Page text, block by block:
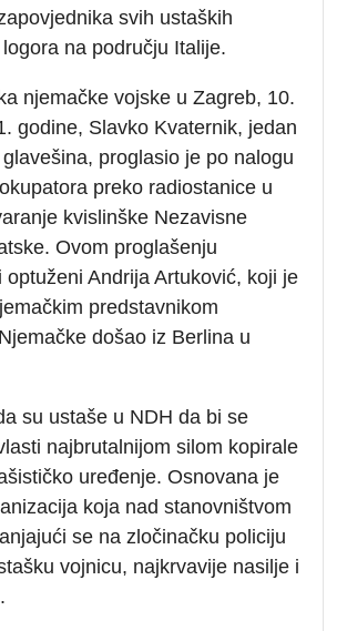
svih ustaških
na području Italije.
njemačke vojske u Zagreb, 10.
godine, Slavko Kvaternik, jedan
proglasio je po nalogu
preko radiostanice u
kvislinške Nezavisne
Ovom proglašenju
optuženi Andrija Artuković, koji je
predstavnikom
došao iz Berlina u
su ustaše u NDH da bi se
najbrutalnijom silom kopirale
uređenje. Osnovana je
koja nad stanovništvom
se na zločinačku policiju
vojnicu, najkrvavije nasilje i